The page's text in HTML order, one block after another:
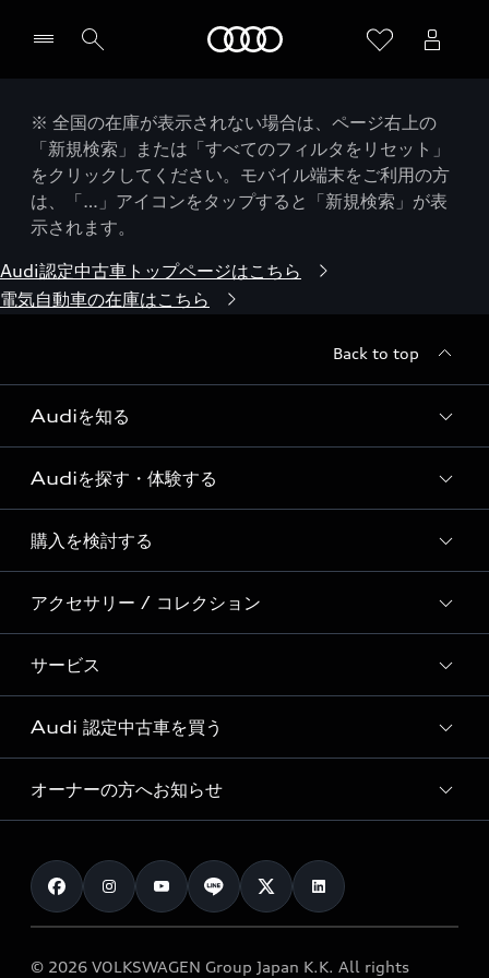
※ 全国の在庫が表示されない場合は、ページ右上の
「新規検索」または「すべてのフィルタをリセット」
をクリックしてください。モバイル端末をご利用の方
は、「…」アイコンをタップすると「新規検索」が表
示されます。
Audi認定中古車トップページはこちら
電気自動車の在庫はこちら
Back to top
Audiを知る
Audi ブランド
Story of Progress
Audi Sport
Formula 1®
デジタルサービス
Audiを探す・体験する
ディーラー検索
新車在庫検索
試乗車・展示車検索
見積り依頼
試乗予約
購入を検討する
モデル一覧
特別仕様モデル / 限定モデル
e-tronラインアップ
価格シミュレーション
車両比較
カタログ一覧
アクセサリー / コレクション
純正アクセサリー
オンラインショップ
Audi collection
アウディナビアプリ
サービス
サービス入庫予約
サービスプログラム
メンテナンス
車検 / 定期点検
e-tronアフターサポート
Audi 認定中古車を買う
Audi認定中古車
クオリティ
保証
メンテナンス
オーナーの方へお知らせ
お知らせ
オーナー様向けキャンペーン
© 2026 VOLKSWAGEN Group Japan K.K. All rights